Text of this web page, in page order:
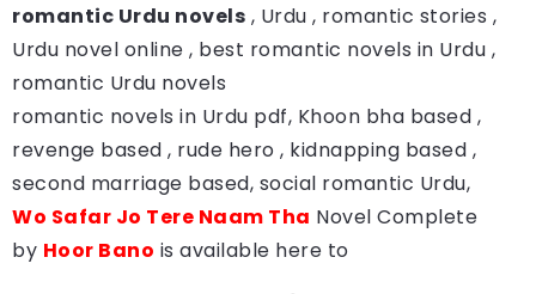
romantic Urdu novels , Urdu , romantic stories ,
Urdu novel online , best romantic novels in Urdu ,
romantic Urdu novels
romantic novels in Urdu pdf, Khoon bha based ,
revenge based , rude hero , kidnapping based ,
second marriage based, social romantic Urdu,
Wo Safar Jo Tere Naam Tha Novel Complete
by Hoor Bano is available here to